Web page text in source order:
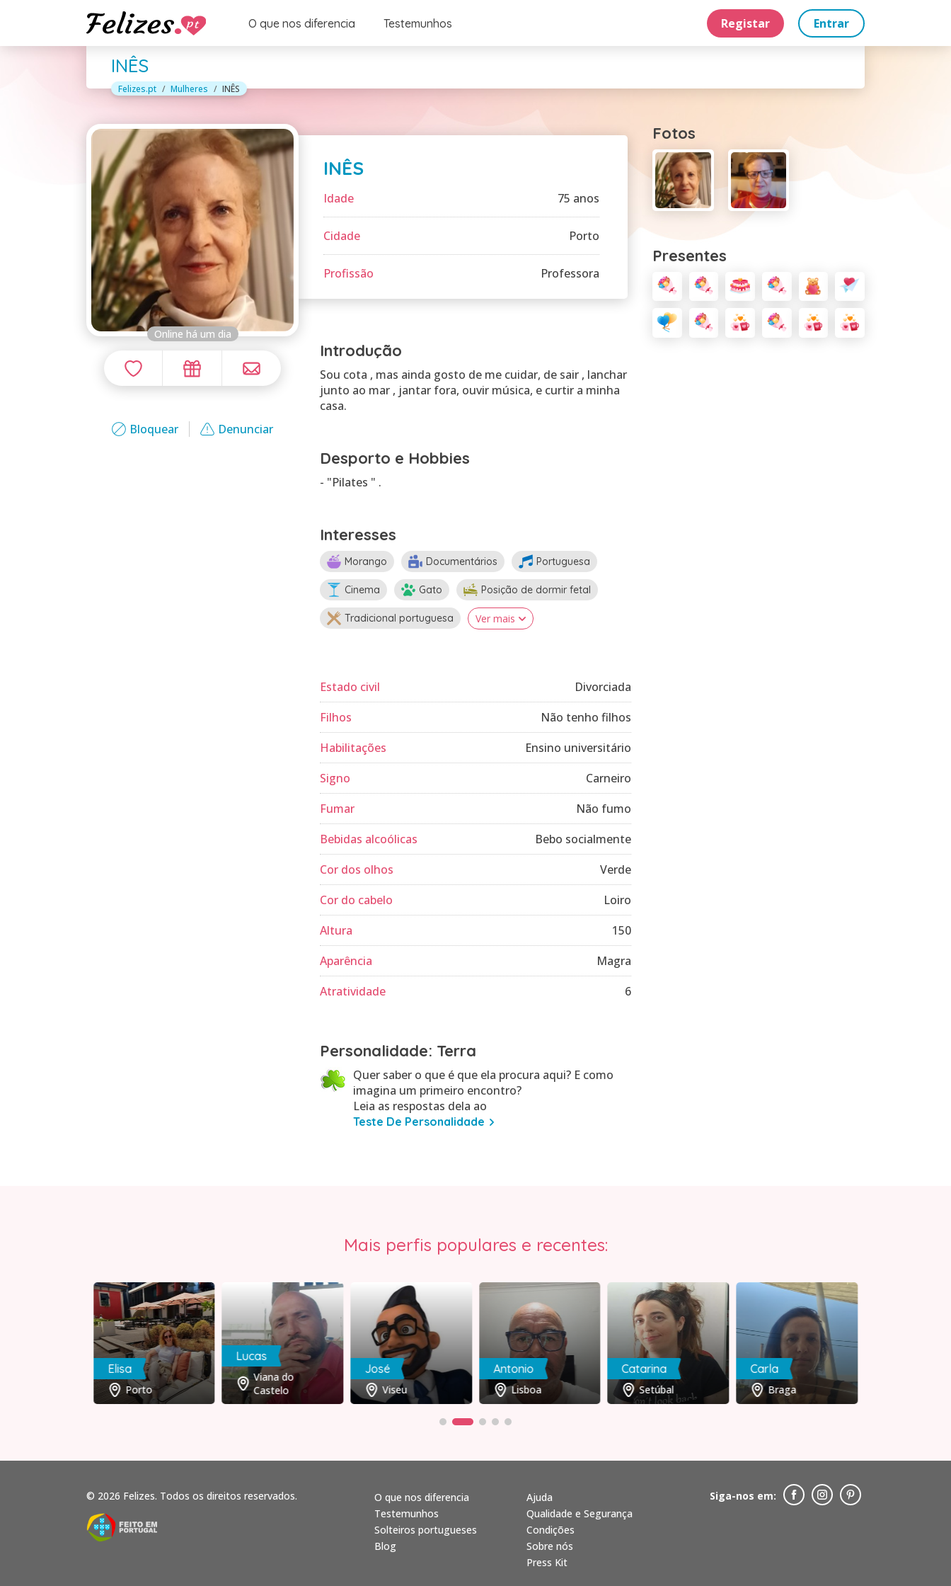
O que nos diferencia Testemunhos Registar Entrar
INÊS
Felizes.pt Mulheres INÊS
Online há um dia
Bloquear Denunciar
INÊS
Idade 75 anos
Cidade Porto
Profissão Professora
Introdução
Sou cota , mas ainda gosto de me cuidar, de sair , lanchar
junto ao mar , jantar fora, ouvir música, e curtir a minha
casa.
Desporto e Hobbies
- "Pilates " .
Interesses
Morango Documentários Portuguesa
Cinema Gato Posição de dormir fetal
Tradicional portuguesa Ver mais
Estado civil
Divorciada
Filhos
Não tenho filhos
Habilitações
Ensino universitário
Signo
Carneiro
Fumar
Não fumo
Bebidas alcoólicas
Bebo socialmente
Cor dos olhos
Verde
Cor do cabelo
Loiro
Altura
150
Aparência
Magra
Atratividade
6
Personalidade: Terra
Quer saber o que é que ela procura aqui? E como
imagina um primeiro encontro?
Leia as respostas dela ao
Teste De Personalidade
Fotos
Presentes
Mais perfis populares e recentes:
Elisa
Porto
Lucas
Viana do
Castelo
José
Viseu
Antonio
Lisboa
Catarina
Setúbal
Carla
Braga
© 2026 Felizes. Todos os direitos reservados.
O que nos diferencia
Testemunhos
Solteiros portugueses
Blog
Ajuda
Qualidade e Segurança
Condições
Sobre nós
Press Kit
Siga-nos em: